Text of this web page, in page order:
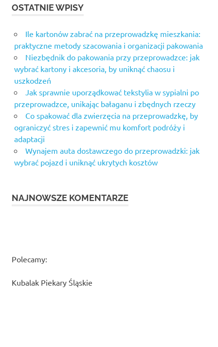
OSTATNIE WPISY
Ile kartonów zabrać na przeprowadzkę mieszkania:
praktyczne metody szacowania i organizacji pakowania
Niezbędnik do pakowania przy przeprowadzce: jak
wybrać kartony i akcesoria, by uniknąć chaosu i
uszkodzeń
Jak sprawnie uporządkować tekstylia w sypialni po
przeprowadzce, unikając bałaganu i zbędnych rzeczy
Co spakować dla zwierzęcia na przeprowadzkę, by
ograniczyć stres i zapewnić mu komfort podróży i
adaptacji
Wynajem auta dostawczego do przeprowadzki: jak
wybrać pojazd i uniknąć ukrytych kosztów
NAJNOWSZE KOMENTARZE
Polecamy:
Kubalak Piekary Śląskie